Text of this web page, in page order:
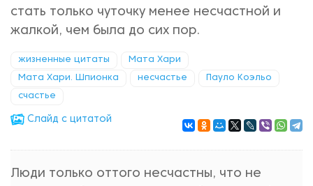
стать только чуточку менее несчастной и
жалкой, чем была до сих пор.
жизненные цитаты Мата Хари
Мата Хари. Шпионка несчастье Пауло Коэльо
счастье
Cлайд с цитатой
Люди только оттого несчастны, что не